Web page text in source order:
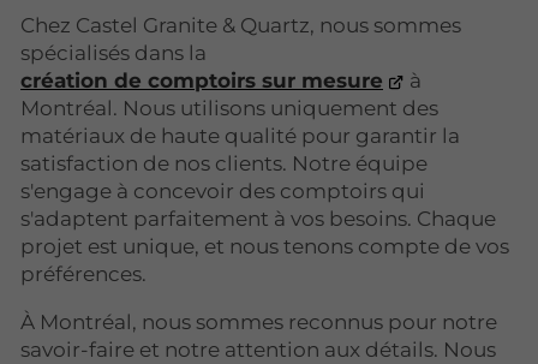
Chez Castel Granite & Quartz, nous sommes
spécialisés dans la
création de comptoirs sur mesure
à
Montréal. Nous utilisons uniquement des
matériaux de haute qualité pour garantir la
satisfaction de nos clients. Notre équipe
s'engage à concevoir des comptoirs qui
s'adaptent parfaitement à vos besoins. Chaque
projet est unique, et nous tenons compte de vos
préférences.
À Montréal, nous sommes reconnus pour notre
savoir-faire et notre attention aux détails. Nous